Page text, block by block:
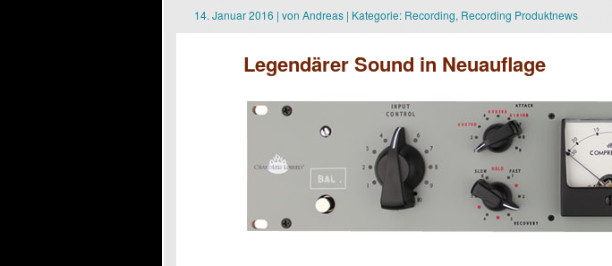
14. Januar 2016 | von Andreas | Kategorie: Recording, Recording Produktnews
Legendärer Sound in Neuauflage